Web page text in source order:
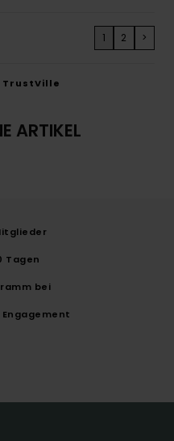
1 2 >
TrustVille
ARTIKEL
Tagen
bei